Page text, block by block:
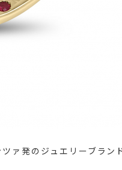
ァ発のジュエリーブラン